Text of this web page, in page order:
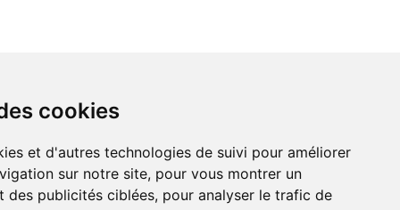
cookies
et d'autres technologies de suivi pour améliorer
sur notre site, pour vous montrer un
des publicités ciblées, pour analyser le trafic de